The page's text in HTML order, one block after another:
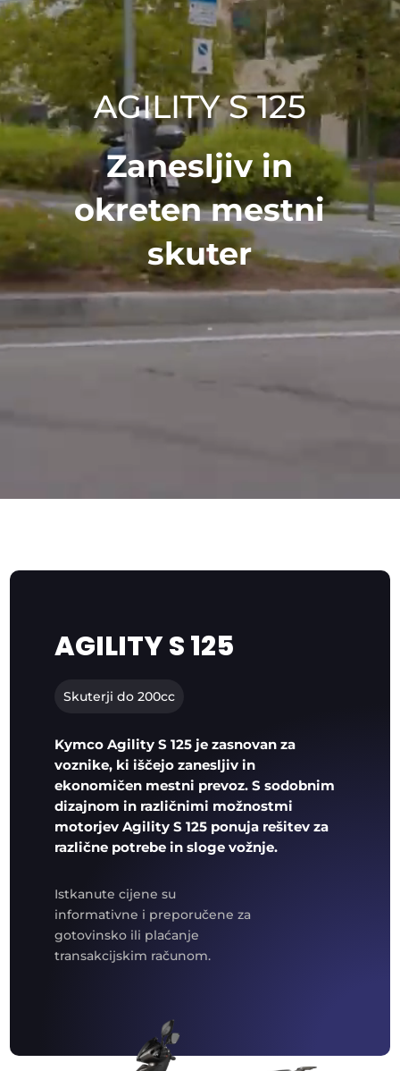
AGILITY S 125
Zanesljiv in
okreten mestni
skuter
AGILITY S 125
Skuterji do 200cc
Kymco Agility S 125 je zasnovan za
voznike, ki iščejo zanesljiv in
ekonomičen mestni prevoz. S sodobnim
dizajnom in različnimi možnostmi
motorjev Agility S 125 ponuja rešitev za
različne potrebe in sloge vožnje.
Istkanute cijene su
informativne i preporučene za
gotovinsko ili plaćanje
transakcijskim računom.